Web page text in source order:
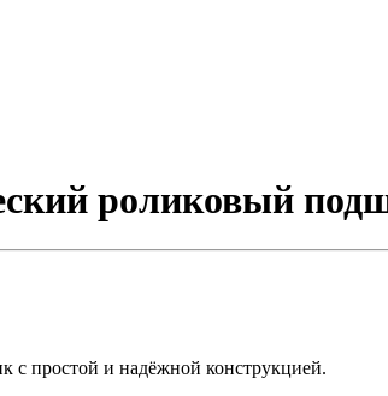
роликовый
простой и надёжной конструкцией.